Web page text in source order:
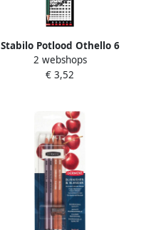
Stabilo Potlood Othello 6
hardheden
2 webshops
€ 3,52